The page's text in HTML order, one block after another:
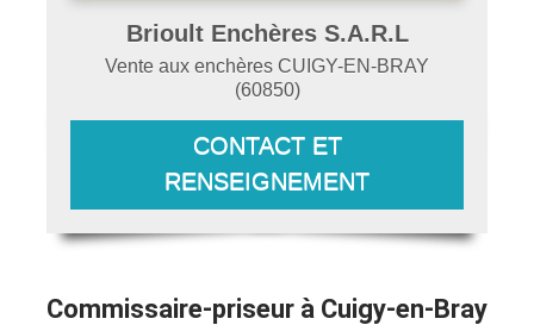
Brioult Enchères S.A.R.L
Vente aux enchères CUIGY-EN-BRAY
(60850)
CONTACT ET
RENSEIGNEMENT
Commissaire-priseur à Cuigy-en-Bray